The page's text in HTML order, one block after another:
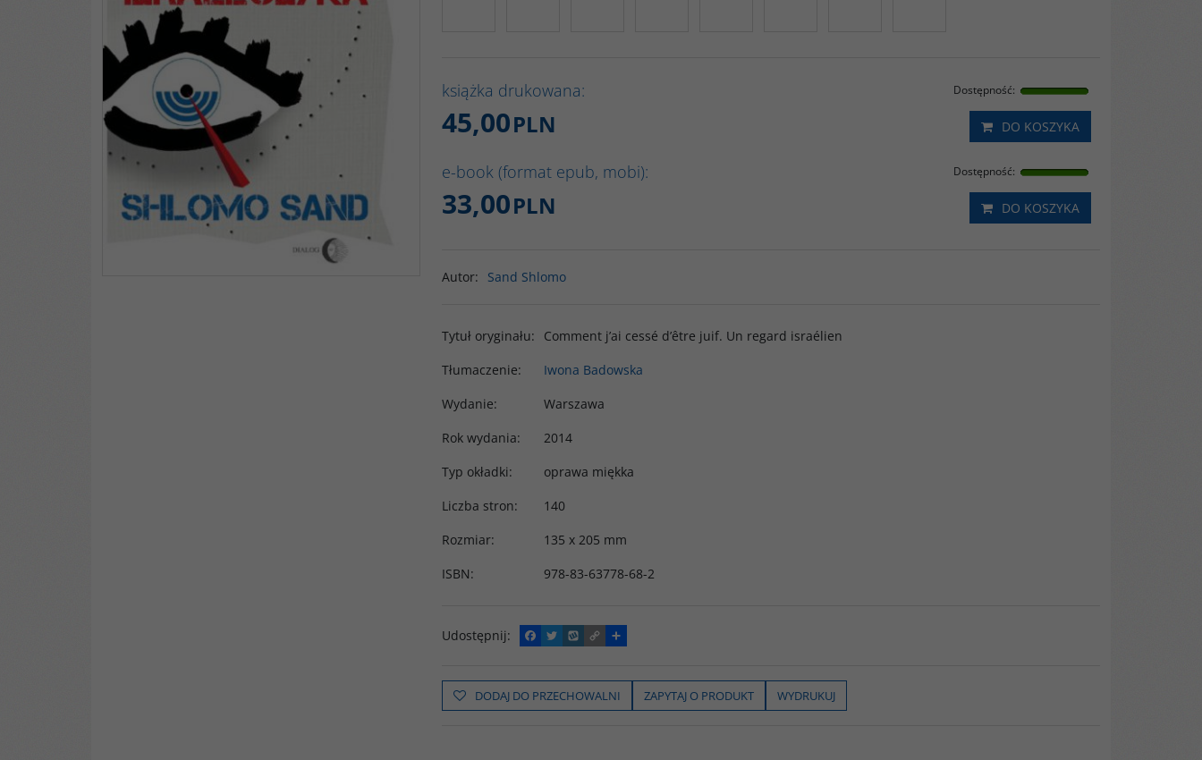
książka drukowana: Dostępność:
45,00PLN DO KOSZYKA
e-book (format epub, mobi): Dostępność:
33,00PLN DO KOSZYKA
Autor: Sand Shlomo
Tytuł oryginału:
Comment j’ai cessé d’être juif. Un regard israélien
Tłumaczenie:
Iwona Badowska
Wydanie:
Warszawa
Rok wydania:
2014
Typ okładki:
oprawa miękka
Liczba stron:
140
Rozmiar:
135 x 205 mm
ISBN: 978-83-63778-68-2
Udostępnij:
F
a
e
b
o
T
w
t
t
e
W
y
o
p
C
o
y
L
i
P
o
z
i
e
DODAJ DO PRZECHOWALNI ZAPYTAJ O PRODUKT WYDRUKUJ